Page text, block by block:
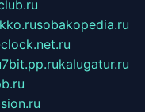
sobakopedia.ru
7bit.pp.rukalugatur.ru